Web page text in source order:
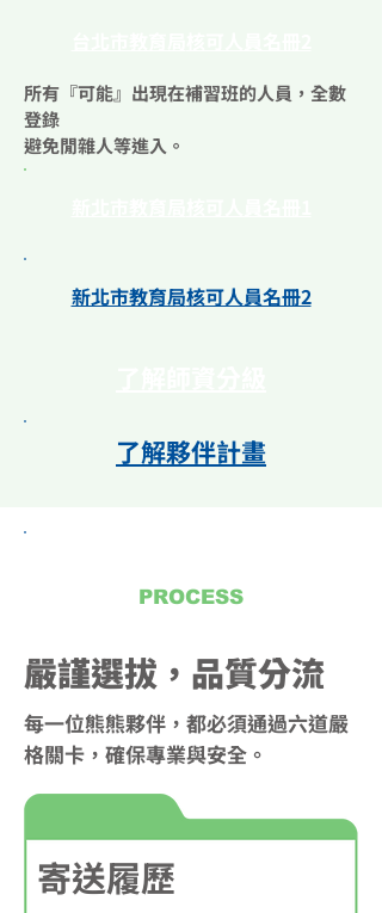
所有『可能』出現在補習班的人員，全數
登錄
​避免閒雜人等進入。
​新北市教育局核可人員名冊2
了解夥伴計畫
PROCESS
​嚴謹選拔，品質分流
每一位熊熊夥伴，都必須通過六道嚴
格關卡，確保專業與安全。
寄送履歷